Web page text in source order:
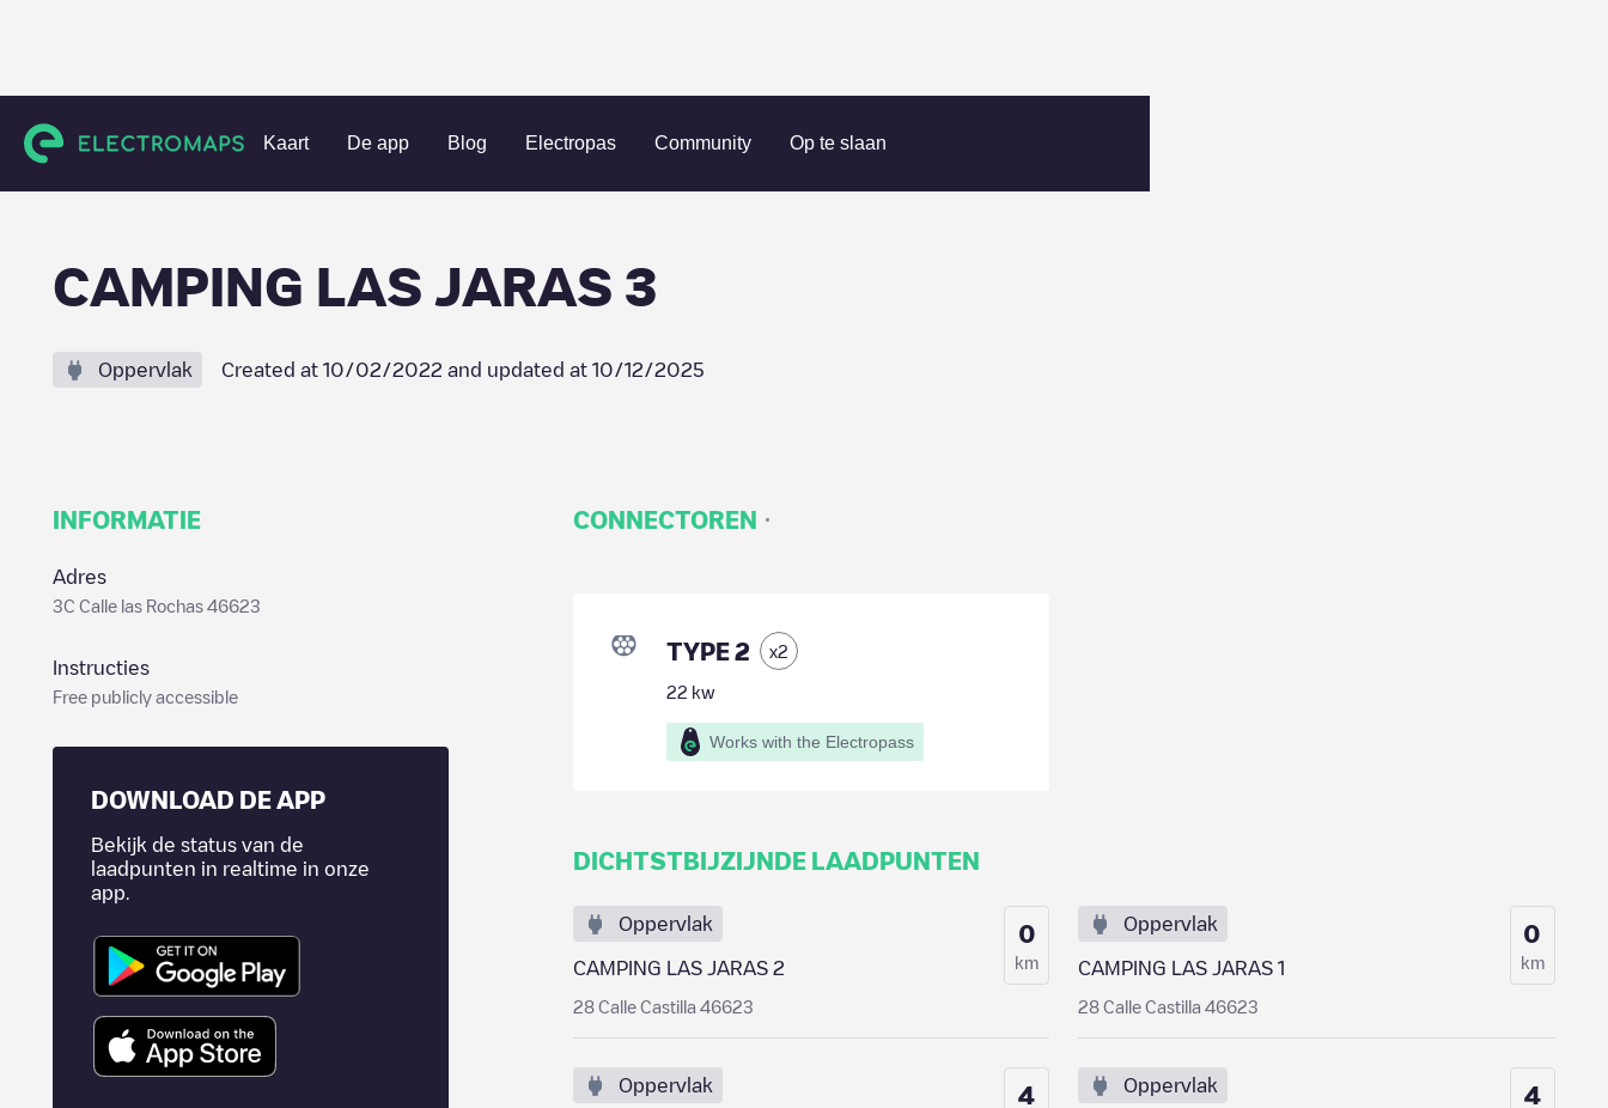
Kaart De app Blog Electropas Community Op te slaan
Charging stations Spanje Valencia Jarafuel CAMPING LAS JARAS 3
CAMPING LAS JARAS 3
Oppervlak Created at 10/02/2022 and updated at 10/12/2025
INFORMATIE
Adres
3C Calle las Rochas 46623
Instructies
Free publicly accessible
DOWNLOAD DE APP
Bekijk de status van de
laadpunten in realtime in onze
app.
CONNECTOREN ·
TYPE 2 x2
22 kw
Works with the Electropass
DICHTSTBIJZIJNDE LAADPUNTEN
Oppervlak
CAMPING LAS JARAS 2
28 Calle Castilla 46623
0
km
Oppervlak
CAMPING LAS JARAS 1
28 Calle Castilla 46623
0
km
Oppervlak 4 Oppervlak 4